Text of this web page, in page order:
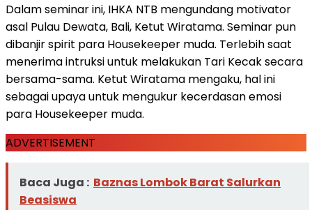
Dalam seminar ini, IHKA NTB mengundang motivator
asal Pulau Dewata, Bali, Ketut Wiratama. Seminar pun
dibanjir spirit para Housekeeper muda. Terlebih saat
menerima intruksi untuk melakukan Tari Kecak secara
bersama-sama. Ketut Wiratama mengaku, hal ini
sebagai upaya untuk mengukur kecerdasan emosi
para Housekeeper muda.
ADVERTISEMENT
Baca Juga : Baznas Lombok Barat Salurkan
Beasiswa